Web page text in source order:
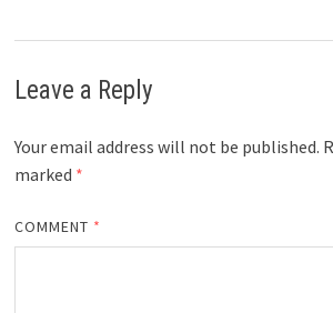
Leave a Reply
Your email address will not be published.
marked *
COMMENT *